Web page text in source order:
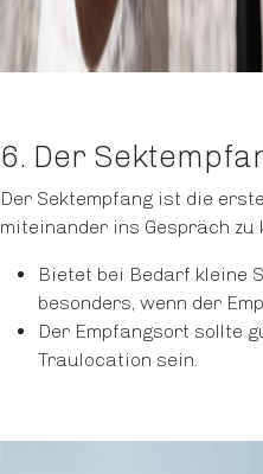
6. Der
Der Sektempfang ist die
miteinander ins Gespräch zu
Bietet bei Bedarf kleine
besonders, wenn der
Der Empfangsort sollte
Traulocation sein.